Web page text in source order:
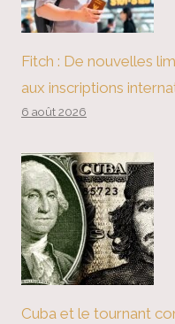
Fitch : De nouvelles
aux inscriptions
6 août 2026
Cuba et le tournant